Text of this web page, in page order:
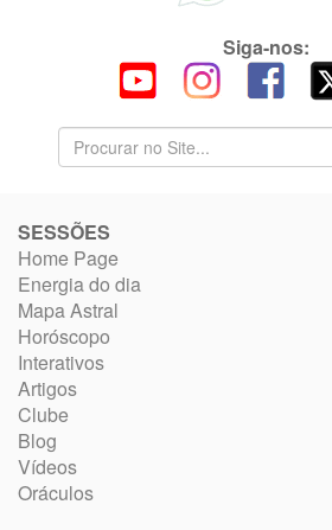
Siga-nos:
SESSÕES
Home Page
Energia do dia
Mapa Astral
Horóscopo
Interativos
Artigos
Clube
Blog
Vídeos
Oráculos